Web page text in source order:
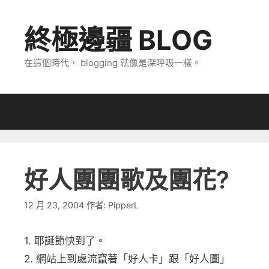
終極邊疆 BLOG
在這個時代， blogging 就像是深呼吸一樣。
好人團團歌及團花?
12 月 23, 2004 作者: PipperL
1. 耶誕節快到了。
2. 網站上到處流竄著「好人卡」跟「好人圖」